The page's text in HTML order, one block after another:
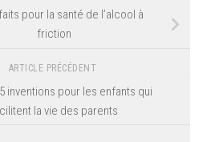
pour la santé de l’alcool à
friction
ARTICLE PRÉCÉDENT
inventions pour les enfants qui
la vie des parents